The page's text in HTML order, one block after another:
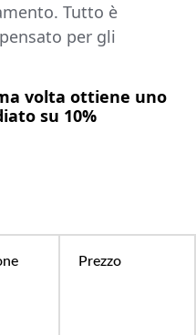
Tutto è
per gli
volta ottiene uno
su 10%
Prezzo